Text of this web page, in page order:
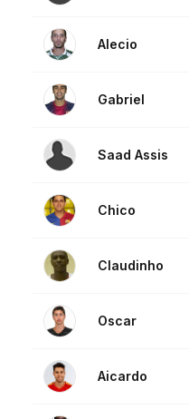
Alecio
Gabriel
Saad Assis
Chico
Claudinho
Oscar
Aicardo